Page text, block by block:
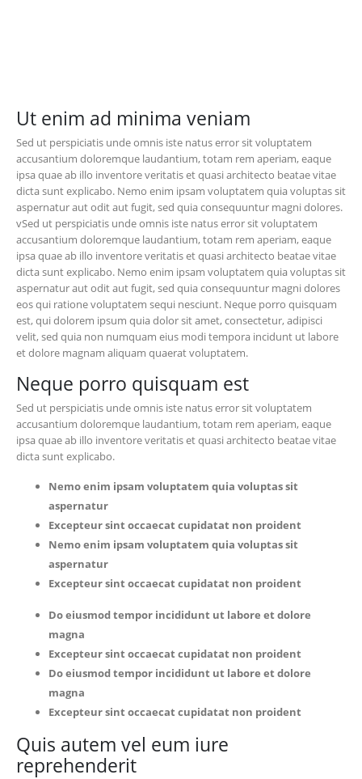
Ut enim ad minima veniam
Sed ut perspiciatis unde omnis iste natus error sit voluptatem
accusantium doloremque laudantium, totam rem aperiam, eaque
ipsa quae ab illo inventore veritatis et quasi architecto beatae vitae
dicta sunt explicabo. Nemo enim ipsam voluptatem quia voluptas sit
aspernatur aut odit aut fugit, sed quia consequuntur magni dolores.
vSed ut perspiciatis unde omnis iste natus error sit voluptatem
accusantium doloremque laudantium, totam rem aperiam, eaque
ipsa quae ab illo inventore veritatis et quasi architecto beatae vitae
dicta sunt explicabo. Nemo enim ipsam voluptatem quia voluptas sit
aspernatur aut odit aut fugit, sed quia consequuntur magni dolores
eos qui ratione voluptatem sequi nesciunt. Neque porro quisquam
est, qui dolorem ipsum quia dolor sit amet, consectetur, adipisci
velit, sed quia non numquam eius modi tempora incidunt ut labore
et dolore magnam aliquam quaerat voluptatem.
Neque porro quisquam est
Sed ut perspiciatis unde omnis iste natus error sit voluptatem
accusantium doloremque laudantium, totam rem aperiam, eaque
ipsa quae ab illo inventore veritatis et quasi architecto beatae vitae
dicta sunt explicabo.
Nemo enim ipsam voluptatem quia voluptas sit
aspernatur
Excepteur sint occaecat cupidatat non proident
Nemo enim ipsam voluptatem quia voluptas sit
aspernatur
Excepteur sint occaecat cupidatat non proident
Do eiusmod tempor incididunt ut labore et dolore
magna
Excepteur sint occaecat cupidatat non proident
Do eiusmod tempor incididunt ut labore et dolore
magna
Excepteur sint occaecat cupidatat non proident
Quis autem vel eum iure
reprehenderit